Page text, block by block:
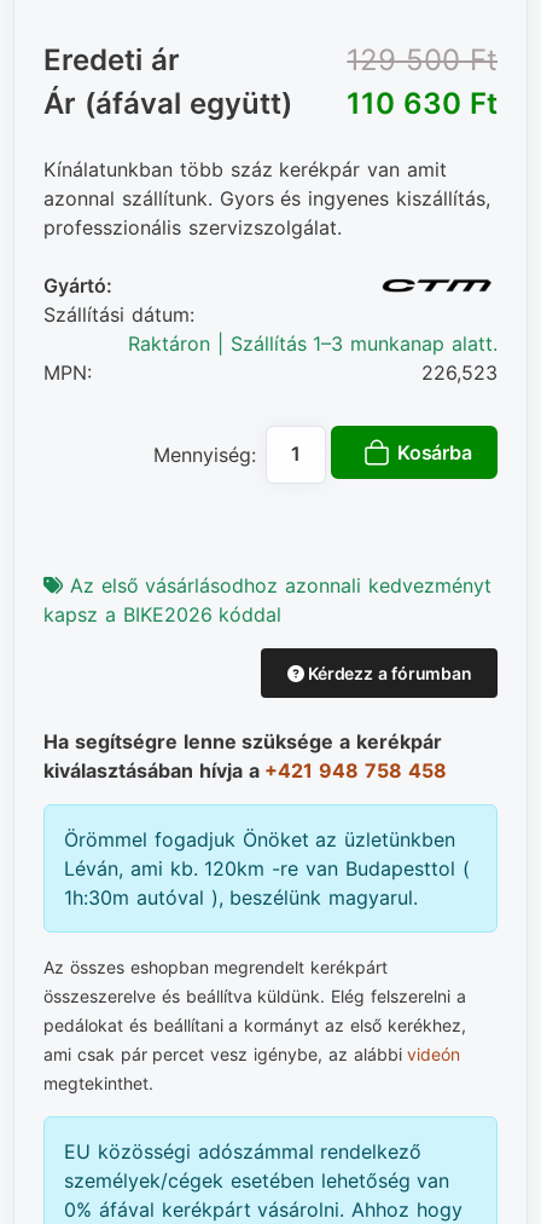
Eredeti ár
129 500 Ft‎
Ár (áfával együtt)
110 630 Ft‎
Kínálatunkban több száz kerékpár van amit
azonnal szállítunk. Gyors és ingyenes kiszállítás,
professzionális szervizszolgálat.
Gyártó:
Szállítási dátum:
Raktáron | Szállítás 1–3 munkanap alatt.
MPN:
226,523
Mennyiség: Kosárba
Az első vásárlásodhoz azonnali kedvezményt
kapsz a BIKE2026 kóddal
Kérdezz a fórumban
Ha segítségre lenne szüksége a kerékpár
kiválasztásában hívja a +421 948 758 458
Örömmel fogadjuk Önöket az üzletünkben
Léván, ami kb. 120km -re van Budapesttol (
1h:30m autóval ), beszélünk magyarul.
Az összes eshopban megrendelt kerékpárt
összeszerelve és beállítva küldünk. Elég felszerelni a
pedálokat és beállítani a kormányt az első kerékhez,
ami csak pár percet vesz igénybe, az alábbivideón
megtekinthet.
EU közösségi adószámmal rendelkező
személyek/cégek esetében lehetőség van
0% áfával kerékpárt vásárolni. Ahhoz hogy